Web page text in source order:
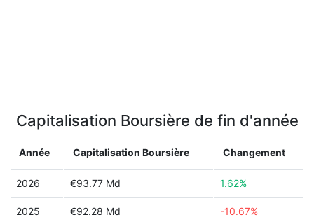
Capitalisation Boursière de fin d'année
Année Capitalisation Boursière Changement
2026 €93.77 Md 1.62%
2025 €92.28 Md -10.67%